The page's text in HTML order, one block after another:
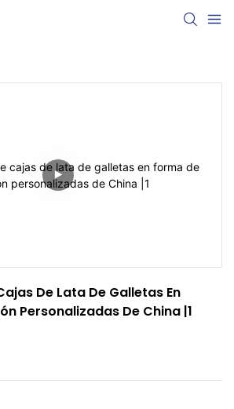
De Lata De Galletas En
Personalizadas De China |1